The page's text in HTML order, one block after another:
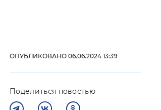
ОПУБЛИКОВАНО 06.06.2024 13:39
Поделиться новостью